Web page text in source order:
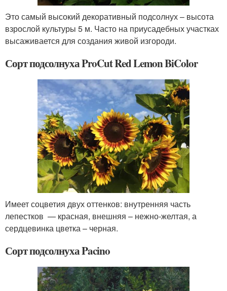
Это самый высокий декоративный подсолнух – высота
взрослой культуры 5 м. Часто на приусадебных участках
высаживается для создания живой изгороди.
Сорт подсолнуха ProCut Red Lemon BiColor
Имеет соцветия двух оттенков: внутренняя часть
лепестков — красная, внешняя – нежно-желтая, а
сердцевинка цветка – черная.
Сорт подсолнуха Pacino